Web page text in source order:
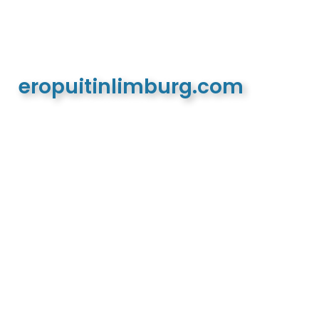
eropuitinlimburg.com